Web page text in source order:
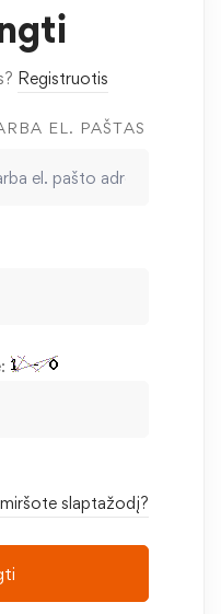
Registruotis
EL. PAŠTAS
slaptažodį?